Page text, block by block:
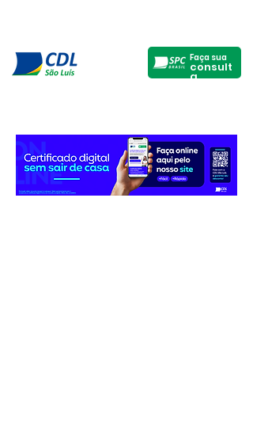
Faça sua
consult
a